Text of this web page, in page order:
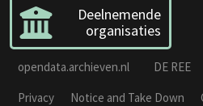
Deelnemende
organisaties
opendata.archieven.nl DE REE
Privacy
Notice and Take Down